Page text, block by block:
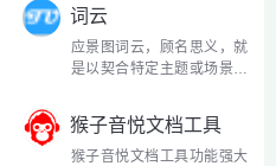
模板，涵盖了从复古经典到
现代时尚，从活泼可爱到庄
重严肃等多种风格。复...
词云
应景图词云，顾名思义，就
是以契合特定主题或场景的
关的高频词汇以词云形式叠
加在图片之上。这些词汇依
据出现频率，通过不同字体
猴子音悦文档工具
猴子音悦文档工具功能强大